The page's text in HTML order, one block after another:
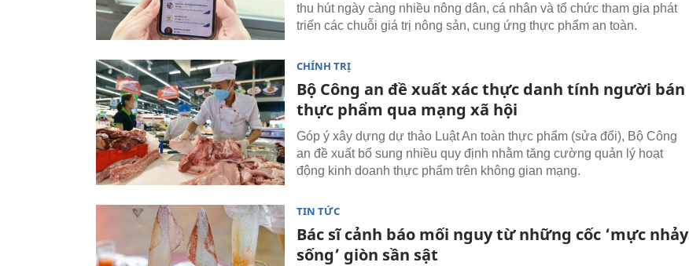
thu hút ngày càng nhiều nông dân, cá nhân và tổ chức tham gia phát
triển các chuỗi giá trị nông sản, cung ứng thực phẩm an toàn.
CHÍNH TRỊ
Bộ Công an đề xuất xác thực danh tính người bán
thực phẩm qua mạng xã hội
Góp ý xây dựng dự thảo Luật An toàn thực phẩm (sửa đổi), Bộ Công
an đề xuất bổ sung nhiều quy định nhằm tăng cường quản lý hoạt
động kinh doanh thực phẩm trên không gian mạng.
TIN TỨC
Bác sĩ cảnh báo mối nguy từ những cốc ‘mực nhảy
sống’ giòn sần sật